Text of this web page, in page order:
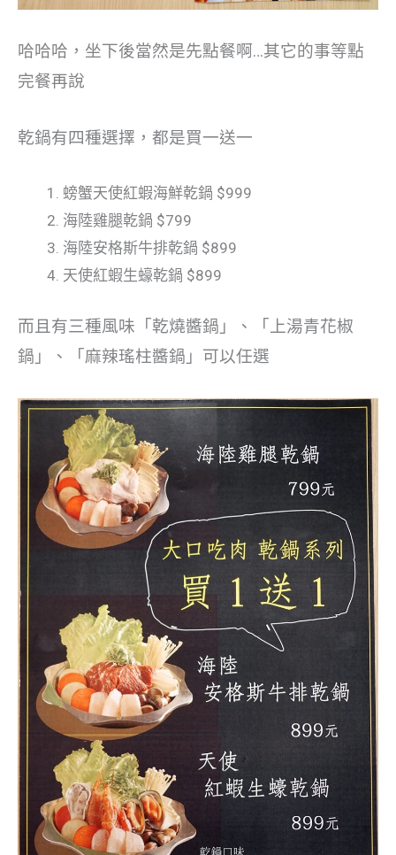
哈哈哈，坐下後當然是先點餐啊…其它的事等點
完餐再說
乾鍋有四種選擇，都是買一送一
螃蟹天使紅蝦海鮮乾鍋 $999
海陸雞腿乾鍋 $799
海陸安格斯牛排乾鍋 $899
天使紅蝦生蠔乾鍋 $899
而且有三種風味「乾燒醬鍋」、「上湯青花椒
鍋」、「麻辣瑤柱醬鍋」可以任選